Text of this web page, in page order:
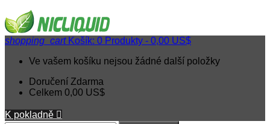
shopping_cart Košík: 0 Produkty - 0,00 US$
Ve vašem košíku nejsou žádné další položky
Doručení Zdarma
Celkem 0,00 US$
K pokladně 